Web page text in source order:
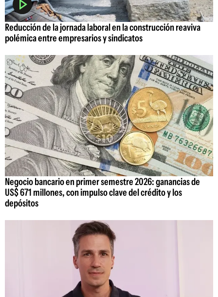
Reducción de la jornada laboral en la construcción reaviva
polémica entre empresarios y sindicatos
Negocio bancario en primer semestre 2026: ganancias de
US$ 671 millones, con impulso clave del crédito y los
depósitos